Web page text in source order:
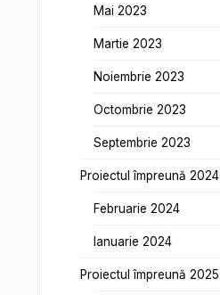
Mai 2023
Martie 2023
Noiembrie 2023
Octombrie 2023
Septembrie 2023
Proiectul împreună 2024
Februarie 2024
Ianuarie 2024
Proiectul împreună 2025